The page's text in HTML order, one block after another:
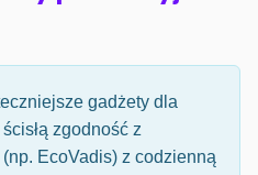
gadżety dla
zgodność z
(np. EcoVadis) z codzienną